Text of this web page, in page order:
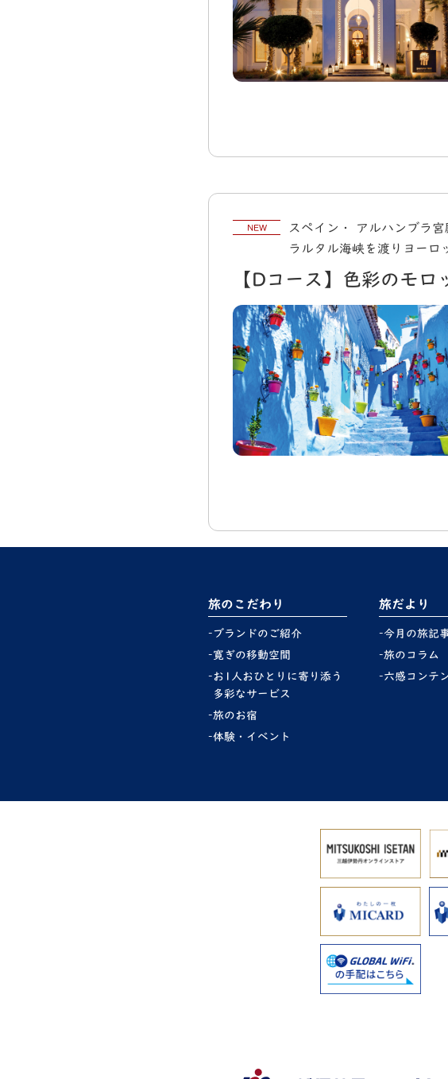
NEW
スペイン・ アルハンブラ
ラルタル海峡を渡りヨーロ
【Dコース】色彩のモ
旅のこだわり
ブランドのご紹介
寛ぎの移動空間
お1人おひとりに寄り添う
多彩なサービス
旅のお宿
体験・イベント
旅だより
今月の旅記
旅のコラム
六感コンテ